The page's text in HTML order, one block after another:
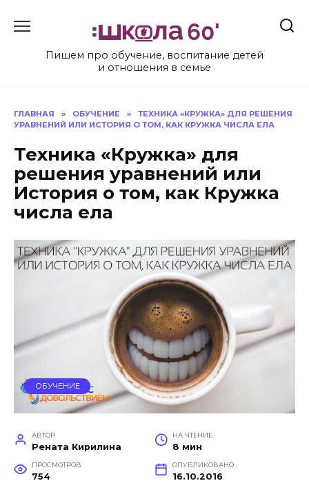
Пишем про обучение, воспитание детей
и отношения в семье
ГЛАВНАЯ » ОБУЧЕНИЕ »
ТЕХНИКА «КРУЖКА» ДЛЯ РЕШЕНИЯ
УРАВНЕНИЙ ИЛИ ИСТОРИЯ О ТОМ, КАК КРУЖКА ЧИСЛА ЕЛА
Техника «Кружка» для
решения уравнений или
История о том, как Кружка
числа ела
ОБУЧЕНИЕ
АВТОР
Рената Кирилина
НА ЧТЕНИЕ
8 мин
ПРОСМОТРОВ
754
ОПУБЛИКОВАНО
16.10.2016